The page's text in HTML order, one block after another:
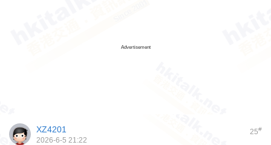
Advertisement
25#
XZ4201
2026-6-5 21:22